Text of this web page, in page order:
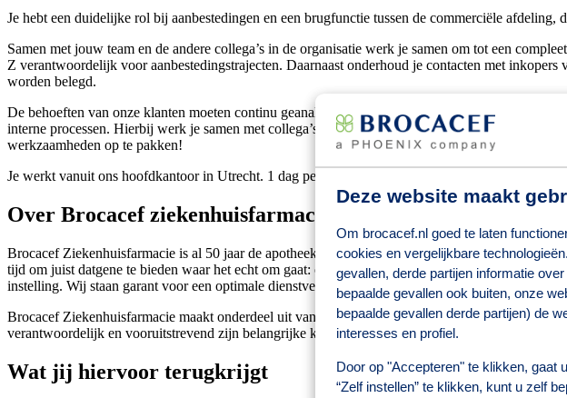
Deze website maakt
Om brocacef.nl goed te laten
cookies en vergelijkbare
gevallen, derde partijen informatie
bepaalde gevallen ook buiten, onze
bepaalde gevallen derde partijen) de
interesses en profiel.
Door op "Accepteren" te klikken, gaat
“Zelf instellen” te klikken, kunt u zelf
Je hebt een duidelijke rol bij aanbestedingen en een brugfunctie tussen de commerciële
Samen met jouw team en de andere collega’s in de organisatie werk je samen om tot een
Z verantwoordelijk voor aanbestedingstrajecten. Daarnaast onderhoud je contacten met
worden belegd.
De behoeften van onze klanten moeten continu geanalyseerd worden om zo onze
interne processen. Hierbij werk je samen met collega’s van andere afdelingen. Samen
werkzaamheden op te pakken!
Je werkt vanuit ons hoofdkantoor in Utrecht. 1 dag per week zal je werkzaam zijn op onze
Over Brocacef ziekenhuisfarmacie
Brocacef Ziekenhuisfarmacie is al 50 jaar de apotheek voor zorginstellingen. Ons hoofddoel is
tijd om juist datgene te bieden waar het echt om gaat: optimale cliëntenzorg. Van
instelling. Wij staan garant voor een optimale dienstverlening voor nu en de toekomst. Samen
Brocacef Ziekenhuisfarmacie maakt onderdeel uit van Brocacef. Wij geloven in
verantwoordelijk en vooruitstrevend zijn belangrijke kernwaarden bij Brocacef. Zo staan wij
Wat jij hiervoor terugkrijgt